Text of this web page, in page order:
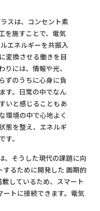
スは、コンセント素
を施すことで、電気
エネルギーを共振入
変換させる働きを目
りには、情報や光、
ずのうちに心身に負
す。日常の中でなん
いと感じることもあ
環境の中で心地よく
態を整え、エネルギ
。
、そうした現代の課題に向
するために開発した 画期的
しているため、スマート
ートに接続できます。電気